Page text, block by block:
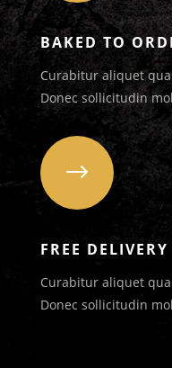
BAKED TO
Curabitur aliquet
Donec sollicitudin
$
FREE DELIVERY
Curabitur aliquet
Donec sollicitudin